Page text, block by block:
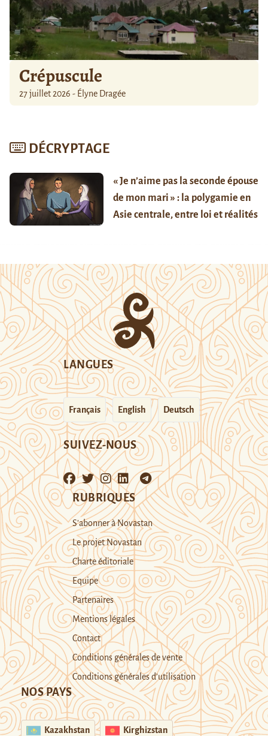
Crépuscule
27 juillet 2026 - Élyne Dragée
DÉCRYPTAGE
« Je n’aime pas la seconde épouse
de mon mari » : la polygamie en
Asie centrale, entre loi et réalités
LANGUES
Français English Deutsch
SUIVEZ-NOUS
RUBRIQUES
S’abonner à Novastan
Le projet Novastan
Charte éditoriale
Equipe
Partenaires
Mentions légales
Contact
Conditions générales de vente
Conditions générales d’utilisation
NOS PAYS
Kazakhstan Kirghizstan